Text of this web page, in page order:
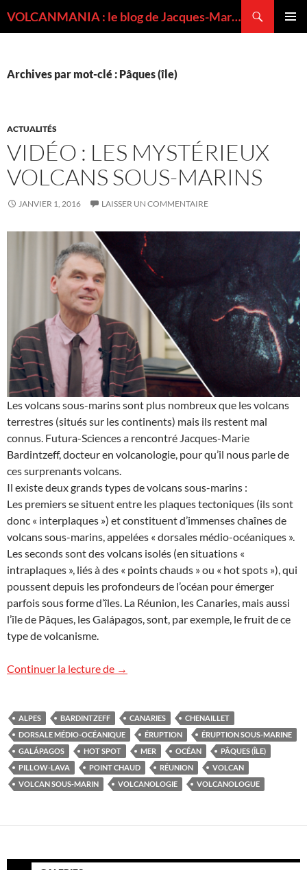
VOLCANMANIA : le blog de Jacques-Marie BARDINTZEFF, volcanologue
Archives par mot-clé : Pâques (île)
ACTUALITÉS
VIDÉO : LES MYSTÉRIEUX
VOLCANS SOUS-MARINS
JANVIER 1, 2016 LAISSER UN COMMENTAIRE
Les volcans sous-marins sont plus nombreux que les volcans
terrestres (situés sur les continents) mais ils restent mal
connus. Futura-Sciences a rencontré Jacques-Marie
Bardintzeff, docteur en volcanologie, pour qu’il nous parle de
ces surprenants volcans.
Il existe deux grands types de volcans sous-marins :
Les premiers se situent entre les plaques tectoniques (ils sont
donc « interplaques ») et constituent d’immenses chaînes de
volcans sous-marins, appelées « dorsales médio-océaniques ».
Les seconds sont des volcans isolés (en situations «
intraplaques », liés à des « points chauds » ou « hot spots »), qui
poussent depuis les profondeurs de l’océan pour émerger
parfois sous forme d’îles. La Réunion, les Canaries, mais aussi
l’île de Pâques, les Galápagos, sont, par exemple, le fruit de ce
type de volcanisme.
Continuer la lecture de Vidéo : les mystérieux volcans sous-
→
ALPES BARDINTZEFF CANARIES
CHENAILLET
DORSALE MÉDIO-OCÉANIQUE
ÉRUPTION
ÉRUPTION SOUS-MARINE
GALÁPAGOS
HOT SPOT MER OCÉAN
PÂQUES (ÎLE)
PILLOW-LAVA
POINT CHAUD RÉUNION
VOLCAN
VOLCAN SOUS-MARIN
VOLCANOLOGIE VOLCANOLOGUE